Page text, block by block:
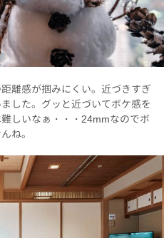
離感が掴みにくい。近づきすぎ
した。グッと近づいてボケ感を
しいなぁ・・・24mmなのでボ
ね。